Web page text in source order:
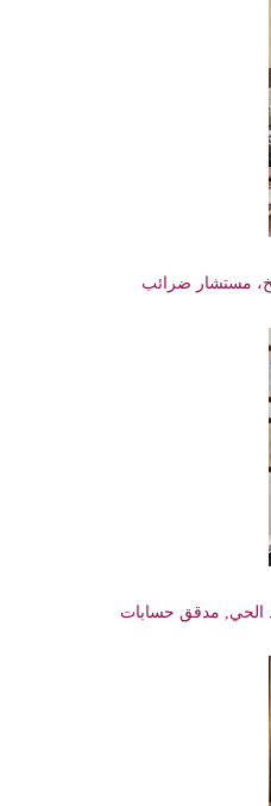
مستشار ضرائب
الحي, مدقق حسابات